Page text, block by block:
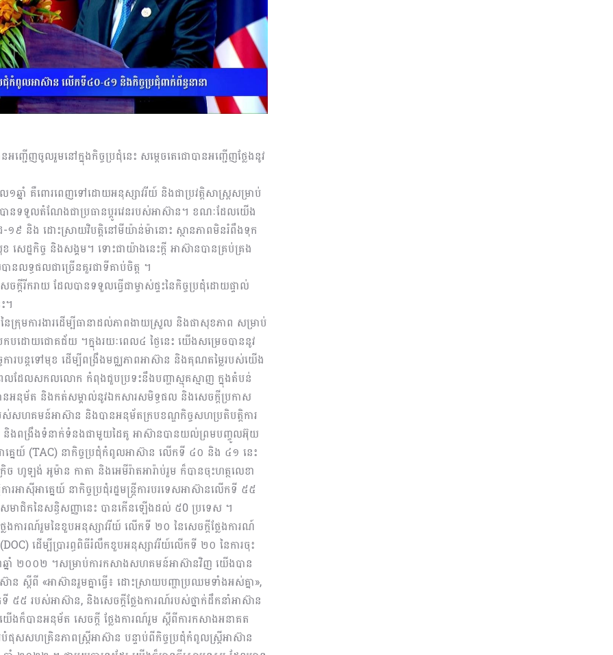
ញ្ជើញចូលរួមនៅក្នុងកិច្ចប្រជុំនេះ សម្តេចតេជោបានអញ្ជើញថ្លែងនូវ
នាំ គឺពោរពេញទៅដោយអនុស្សាវរីយ៍ និងជាប្រវត្តិសាស្ត្រសម្រាប់
បានទទួលតំណែងជាប្រធានប្តូរវេនរបស់អាស៊ាន។​ ខណៈដែលយើង
៩ និង ដោះស្រាយវិបត្តិនៅមីយ៉ាន់ម៉ានោះ ស្ថានភាពមិនរំពឹងទុក
េដ្ឋកិច្ច និងសង្គម។ ទោះជាយ៉ាងនេះក្តី អាស៊ានបានគ្រប់គ្រង
ទ្ធផលជាច្រើនគួរជាទីគាប់ចិត្ត ។
តីរីករាយ ដែលបានទទួលធ្វើជាម្ចាស់ផ្ទះនៃកិច្ចប្រជុំដោយផ្ទាល់
។
នៃក្រុមការងារដើម្បីធានាដល់ភាពងាយស្រួល និងផាសុខភាព សម្រាប់
រកបដោយជោគជ័យ ។ក្នុងរយៈពេល៤ ថ្ងៃនេះ យើងសម្រេចបាននូវ
ការបន្តទៅមុខ ដើម្បីពង្រឹងមជ្ឈភាពអាស៊ាន និងគុណតម្លៃរបស់យើង
លដែលសកលលោក កំពុងជួបប្រទះនឹងបញ្ហាស្មុគស្មាញ ក្នុងតំបន់
អនុម័ត និងកត់សម្គាល់នូវឯកសារសមិទ្ធផល និងសេចក្តីប្រកាស
ហគមន៍អាស៊ាន និងបានអនុម័តក្របខណ្ឌកិច្ចសហប្រតិបត្តិការ
ងពង្រឹងទំនាក់ទំនងជាមួយដៃគូ អាស៊ានបានយល់ព្រមបញ្ចូលអ៊ុយ
ាគ្នេយ៍ (TAC) នាកិច្ចប្រជុំកំពូលអាស៊ាន លើកទី ៤០ និង ៤១ នេះ
ហូឡង់ អូម៉ាន កាតា និងអេមីរ៉ាតអារ៉ាប់រួម ក៏បានចុះហត្ថលេខា
ាស៊ីអាគ្នេយ៍ នាកិច្ចប្រជុំរដ្ឋមន្រ្តីការបរទេសអាស៊ានលើកទី ៥៥
មាជិកនៃសន្ធិសញ្ញានេះ បានកើនឡើងដល់ ៥0 ប្រទេស ។
ែងការណ៍រួមនៃខួបអនុស្សាវរីយ៍ លើកទី ២០ នៃសេចក្តីថ្លែងការណ៍
ដើម្បីប្រារព្ធពិធីរំលឹកខួបអនុស្សាវរីយ៍លើកទី ២០ នៃការចុះ
នាឆ្នាំ ២០០២ ។សម្រាប់ការកសាងសហគមន៍អាស៊ានវិញ យើងបាន
ស្តីពី «អាស៊ានរួមគ្នាធ្វើ៖ ដោះស្រាយបញ្ហាប្រឈមទាំងអស់គ្នា»,
៥៥ របស់អាស៊ាន, និងសេចក្តីថ្លែងការណ៍របស់ថ្នាក់ដឹកនាំអាស៊ាន
ើងក៏បានអនុម័ត សេចក្តី ថ្លែងការណ៍រួម ស្តីពីការកសាងអនាគត
សសហគ្រិនភាពស្ត្រីអាស៊ាន បន្ទាប់ពីកិច្ចប្រជុំកំពូលស្រ្តីអាស៊ាន